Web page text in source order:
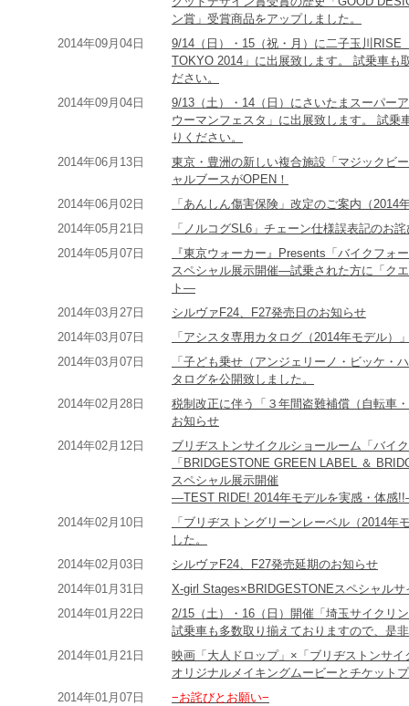
ン賞」受賞商品をアップしました。
2014年09月04日
9/14（日）・15（祝・月）に二子玉川RISE
TOKYO 2014」に出展致します。 試乗車も
ださい。
2014年09月04日
9/13（土）・14（日）にさいたまスーパー
ウーマンフェスタ」に出展致します。 試乗
りください。
2014年06月13日
東京・豊洲の新しい複合施設「マジックビ
ャルブースがOPEN！
2014年06月02日
「あんしん傷害保険」改定のご案内（2014
2014年05月21日
「ノルコグSL6」チェーン仕様誤表記のお
2014年05月07日
『東京ウォーカー』Presents「バイクフ
スペシャル展示開催―試乗された方に「ク
ト―
2014年03月27日
シルヴァF24、F27発売日のお知らせ
2014年03月07日
「アシスタ専用カタログ（2014年モデル
2014年03月07日
「子ども乗せ（アンジェリーノ・ビッケ・
タログを公開致しました。
2014年02月28日
税制改正に伴う「３年間盗難補償（自転車
お知らせ
2014年02月12日
ブリヂストンサイクルショールーム「バイ
「BRIDGESTONE GREEN LABEL ＆
スペシャル展示開催
―TEST RIDE! 2014年モデルを実感・体感
2014年02月10日
「ブリヂストングリーンレーベル（2014
した。
2014年02月03日
シルヴァF24、F27発売延期のお知らせ
2014年01月31日
X-girl Stages×BRIDGESTONEスペシャル
2014年01月22日
2/15（土）・16（日）開催「埼玉サイクリ
試乗車も多数取り揃えておりますので、是
2014年01月21日
映画「大人ドロップ」×「ブリヂストンサ
オリジナルメイキングムービーとチケット
2014年01月07日
−お詫びとお願い−